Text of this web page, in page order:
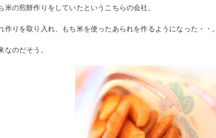
米の煎餅作りをしていたというこちらの会社。
作りを取り入れ、もち米を使ったあられを作るようになった・・。
なのだそう。